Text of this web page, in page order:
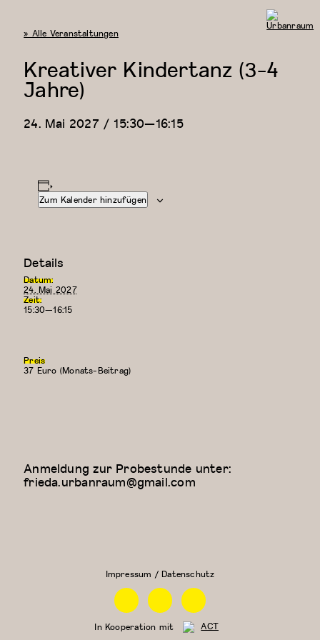
« Alle Veranstaltungen
Kreativer Kindertanz (3-4
Jahre)
24. Mai 2027 / 15:30—16:15
Anmeldung zur Probestunde unter:
frieda.urbanraum@gmail.com
Zum Kalender hinzufügen
Details
Datum:
24. Mai 2027
Zeit:
15:30—16:15
Preis
37 Euro (Monats-Beitrag)
Impressum / Datenschutz
FacebookInstagramLinkedin
In Kooperation mit